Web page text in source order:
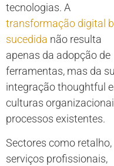
tecnologias. A
transformação digital
sucedida não resulta
apenas da adopção de
ferramentas, mas da
integração thoughtful
culturas
processos existentes.
Sectores como retalho,
serviços profissionais,